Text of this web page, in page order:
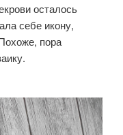
осталось
себе икону,
пора